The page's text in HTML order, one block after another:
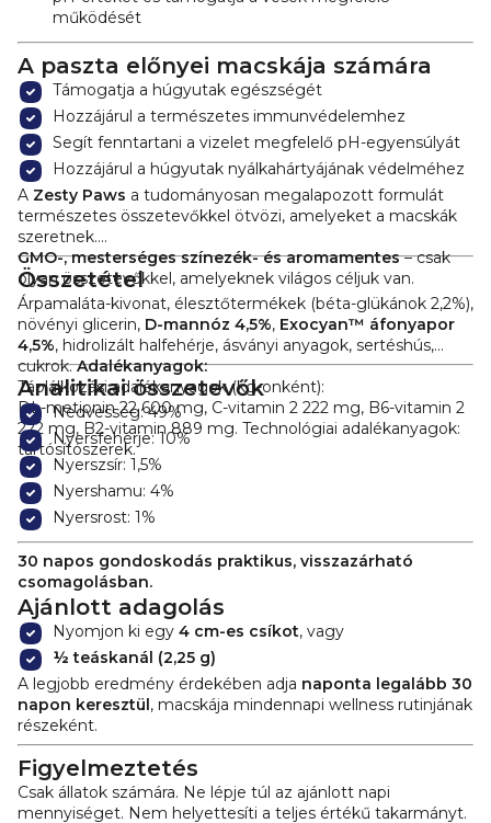
működését
A paszta előnyei macskája számára
Támogatja a húgyutak egészségét
Hozzájárul a természetes immunvédelemhez
Segít fenntartani a vizelet megfelelő pH-egyensúlyát
Hozzájárul a húgyutak nyálkahártyájának védelméhez
A Zesty Paws a tudományosan megalapozott formulát
természetes összetevőkkel ötvözi, amelyeket a macskák
szeretnek.
GMO-, mesterséges színezék- és aromamentes– csak
olyan összetevőkkel, amelyeknek világos céljuk van.
Összetétel
Árpamaláta-kivonat, élesztőtermékek (béta-glükánok 2,2%),
növényi glicerin, D-mannóz 4,5%, Exocyan™ áfonyapor
4,5%, hidrolizált halfehérje, ásványi anyagok, sertéshús,
cukrok. Adalékanyagok:
Táplálkozási adalékanyagok (kg-onként):
DL-metionin 22 600 mg, C-vitamin 2 222 mg, B6-vitamin 2
222 mg, B2-vitamin 889 mg. Technológiai adalékanyagok:
tartósítószerek.
Analitikai összetevők
Nedvesség: 49%
Nyersfehérje: 10%
Nyerszsír: 1,5%
Nyershamu: 4%
Nyersrost: 1%
30 napos gondoskodás praktikus, visszazárható
csomagolásban.
Ajánlott adagolás
Nyomjon ki egy 4 cm-es csíkot, vagy
½ teáskanál (2,25 g)
A legjobb eredmény érdekében adja naponta legalább 30
napon keresztül , macskája mindennapi wellness rutinjának
részeként.
Figyelmeztetés
Csak állatok számára. Ne lépje túl az ajánlott napi
mennyiséget. Nem helyettesíti a teljes értékű takarmányt.